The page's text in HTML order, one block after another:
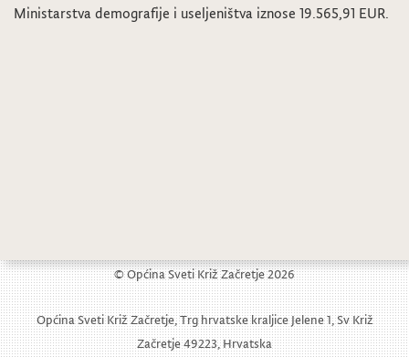
Ministarstva demografije i useljeništva iznose 19.565,91 EUR.
© Općina Sveti Križ Začretje 2026
Općina Sveti Križ Začretje, Trg hrvatske kraljice Jelene 1, Sv Križ
Začretje 49223, Hrvatska